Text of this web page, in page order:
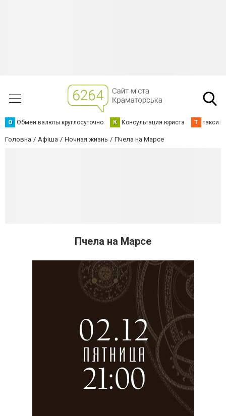
О Обмен валюты круглосуточно К Консультация юриста Т такси
Головна Афіша Ночная жизнь Пчела на Марсе
Пчела на Марсе